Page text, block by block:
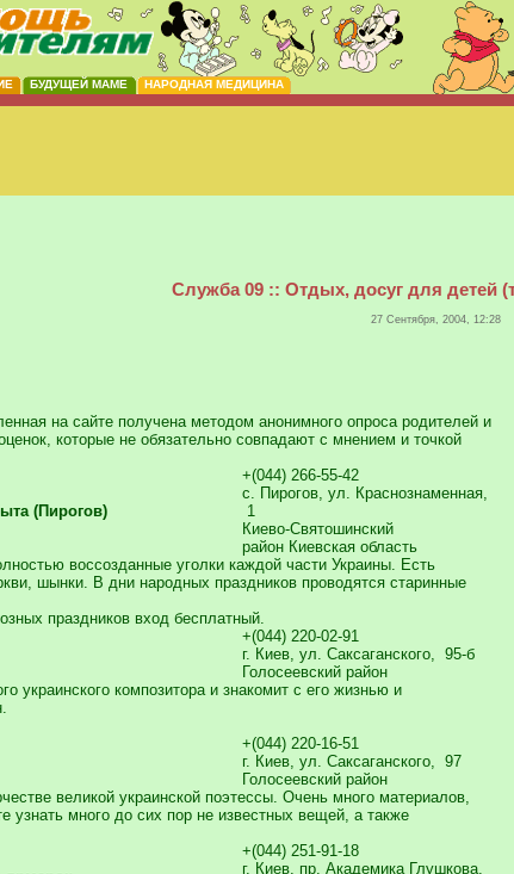
БУДУЩЕЙ МАМЕ НАРОДНАЯ МЕДИЦИНА
Служба 09 :: Отдых, досуг для детей
27 Сентября, 2004, 12:28
на сайте получена методом анонимного опроса родителей и
которые не обязательно совпадают с мнением и точкой
(Пирогов)
+(044) 266-55-42
c. Пирогов, ул. Краснознаменная,
1
Киево-Святошинский
район Киевская область
воссозданные уголки каждой части Украины. Есть
шынки. В дни народных праздников проводятся старинные
праздников вход бесплатный.
+(044) 220-02-91
г. Киев, ул. Саксаганского, 95-б
Голосеевский район
украинского композитора и знакомит с его жизнью и
+(044) 220-16-51
г. Киев, ул. Саксаганского, 97
Голосеевский район
великой украинской поэтессы. Очень много материалов,
много до сих пор не известных вещей, а также
+(044) 251-91-18
г. Киев, пр. Академика Глушкова,